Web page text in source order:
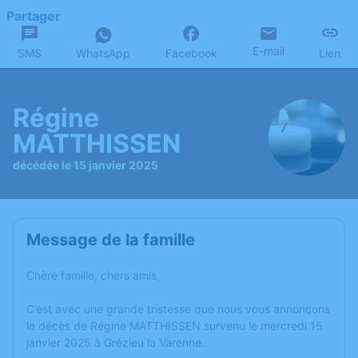
Partager
SMS WhatsApp Facebook E-mail Lien
Régine
MATTHISSEN
décédée le 15 janvier 2025
Message de la famille
Chère famille, chers amis,
C’est avec une grande tristesse que nous vous annonçons
le décès de Régine MATTHISSEN survenu le mercredi 15
janvier 2025 à Grézieu la Varenne.